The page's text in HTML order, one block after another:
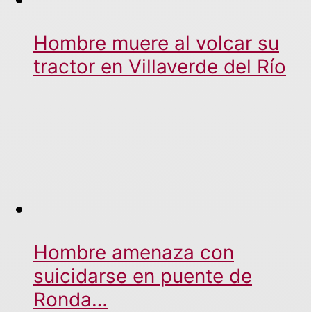
Hombre muere al volcar su
tractor en Villaverde del Río
Hombre amenaza con
suicidarse en puente de
Ronda…